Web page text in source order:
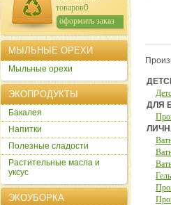
ДЛЯ
товаров:0
сумма: 0р.
оформить заказ
МЫЛЬНЫЕ ОРЕХИ
Мыльные орехи
ЭКОПРОДУКТЫ
Бакалея
Напитки
Полезные сладости
Растительные масла и
уксус
ЭКОУБОРКА